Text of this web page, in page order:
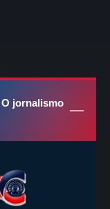
O jornalismo